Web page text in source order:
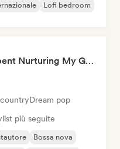
Lofi bedroom
Pov: A Morning Spent Nurturing My Garden
Dream pop
più seguite
Bossa nova